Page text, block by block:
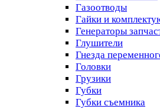
Газоотводы
Гайки и
Генераторы
Глушители
Гнезда
Головки
Грузики
Губки
Губки съемника